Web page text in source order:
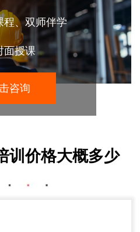
程、双师伴学
面授课
咨询
训价格大概多少